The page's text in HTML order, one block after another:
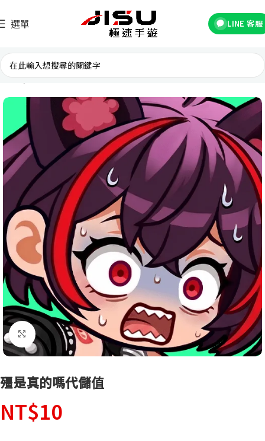
選單 LINE 客服
首頁 台灣遊戲
點擊放大
殭是真的嗎代儲值
NT$10